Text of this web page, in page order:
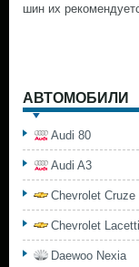
шин их
АВТОМОБИЛИ
Audi 80
Audi A3
Chevrolet Cruze
Chevrolet Lacetti
Daewoo Nexia